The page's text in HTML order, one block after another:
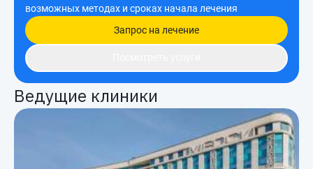
возможных методах и сроках начала лечения
Запрос на лечение
Ведущие клиники